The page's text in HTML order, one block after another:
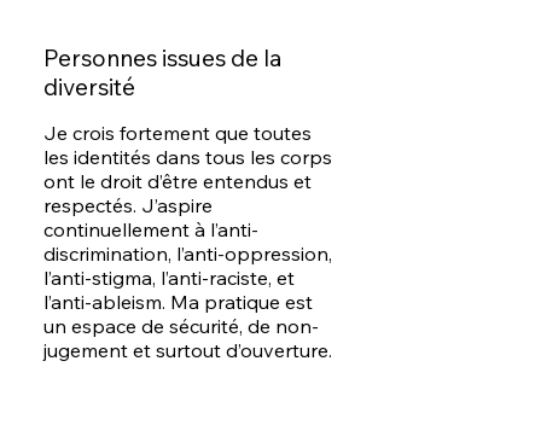
Personnes issues de la
diversité
Je crois fortement que toutes
les identités dans tous les corps
ont le droit d’être entendus et
respectés. J’aspire
continuellement à l’anti-
discrimination, l’anti-oppression,
l’anti-stigma, l’anti-raciste, et
l’anti-ableism. Ma pratique est
un espace de sécurité, de non-
jugement et surtout d’ouverture.